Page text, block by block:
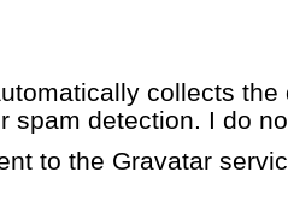
collects
detection. I do
to the Gravatar